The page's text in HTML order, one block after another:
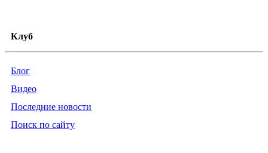
Клуб
Блог
Видео
Последние новости
Поиск по сайту